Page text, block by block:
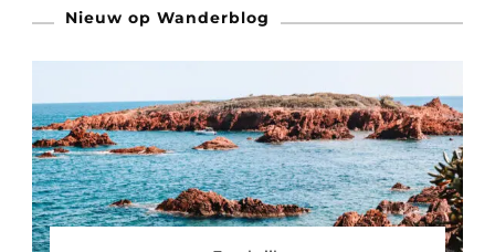
Nieuw op Wanderblog